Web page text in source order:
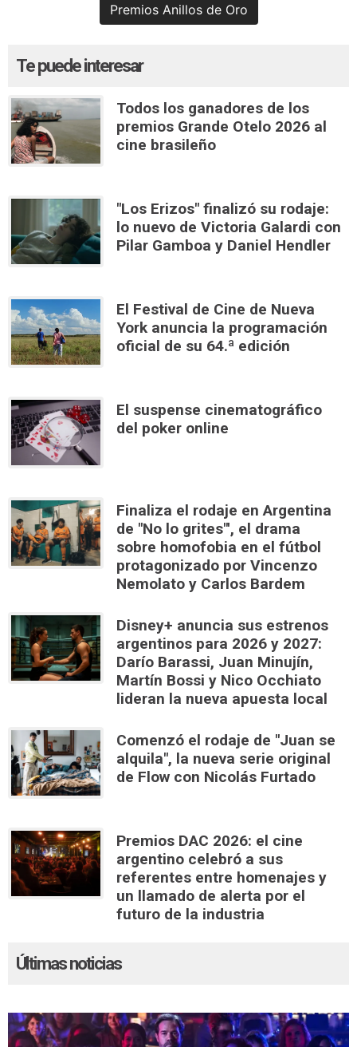
Premios Anillos de Oro
Te puede interesar
Todos los ganadores de los
premios Grande Otelo 2026 al
cine brasileño
"Los Erizos" finalizó su rodaje:
lo nuevo de Victoria Galardi con
Pilar Gamboa y Daniel Hendler
El Festival de Cine de Nueva
York anuncia la programación
oficial de su 64.ª edición
El suspense cinematográfico
del poker online
Finaliza el rodaje en Argentina
de "No lo grites"', el drama
sobre homofobia en el fútbol
protagonizado por Vincenzo
Nemolato y Carlos Bardem
Disney+ anuncia sus estrenos
argentinos para 2026 y 2027:
Darío Barassi, Juan Minujín,
Martín Bossi y Nico Occhiato
lideran la nueva apuesta local
Comenzó el rodaje de "Juan se
alquila", la nueva serie original
de Flow con Nicolás Furtado
Premios DAC 2026: el cine
argentino celebró a sus
referentes entre homenajes y
un llamado de alerta por el
futuro de la industria
Últimas noticias